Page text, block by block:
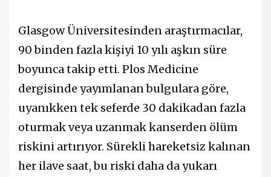
Glasgow Üniversitesinden araştırmacılar,
90 binden fazla kişiyi 10 yılı aşkın süre
boyunca takip etti. Plos Medicine
dergisinde yayımlanan bulgulara göre,
uyanıkken tek seferde 30 dakikadan fazla
oturmak veya uzanmak kanserden ölüm
riskini artırıyor. Sürekli hareketsiz kalınan
her ilave saat, bu riski daha da yukarı